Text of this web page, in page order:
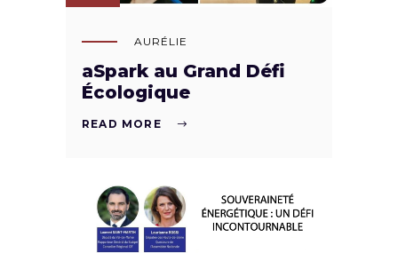
AURÉLIE
aSpark au Grand Défi
Écologique
READ MORE